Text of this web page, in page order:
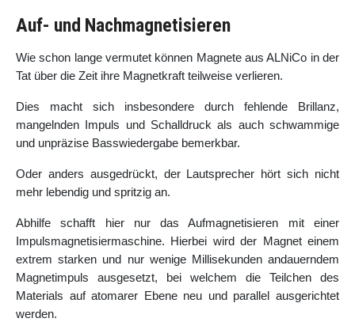
Auf- und Nachmagnetisieren
Wie schon lange vermutet können Magnete aus ALNiCo in der
Tat über die Zeit ihre Magnetkraft teilweise verlieren.
Dies macht sich insbesondere durch fehlende Brillanz,
mangelnden Impuls und Schalldruck als auch schwammige
und unpräzise Basswiedergabe bemerkbar.
Oder anders ausgedrückt, der Lautsprecher hört sich nicht
mehr lebendig und spritzig an.
Abhilfe schafft hier nur das Aufmagnetisieren mit einer
Impulsmagnetisiermaschine. Hierbei wird der Magnet einem
extrem starken und nur wenige Millisekunden andauerndem
Magnetimpuls ausgesetzt, bei welchem die Teilchen des
Materials auf atomarer Ebene neu und parallel ausgerichtet
werden.